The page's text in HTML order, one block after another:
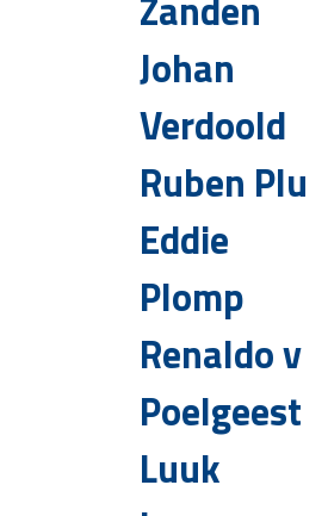
Johan
Verdoold
Ruben Plu
Eddie
Plomp
Renaldo v
Poelgeest
Luuk